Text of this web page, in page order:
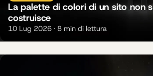
La palette di colori di un sito non
costruisce
10 Lug 2026 · 8 min di lettura